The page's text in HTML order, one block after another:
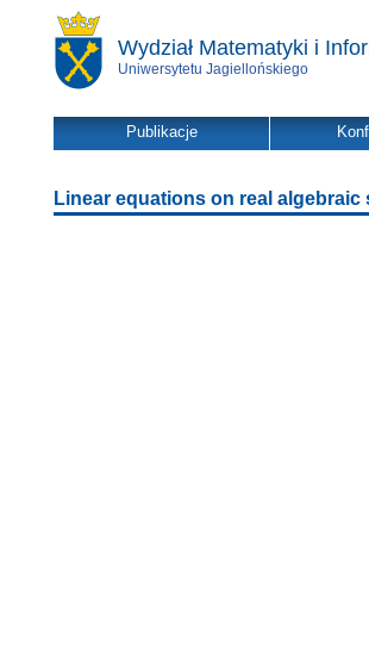
Wydział Matematyki i
Uniwersytetu Jagiellońskiego
Publikacje
Linear equations on real algebraic